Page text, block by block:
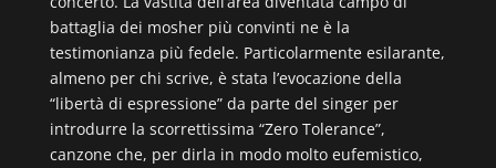
battaglia dei mosher più convinti ne è la
testimonianza più fedele. Particolarmente esilarante,
almeno per chi scrive, è stata l’evocazione della
“libertà di espressione” da parte del singer per
introdurre la scorrettissima “Zero Tolerance”,
canzone che, per dirla in modo molto eufemistico,